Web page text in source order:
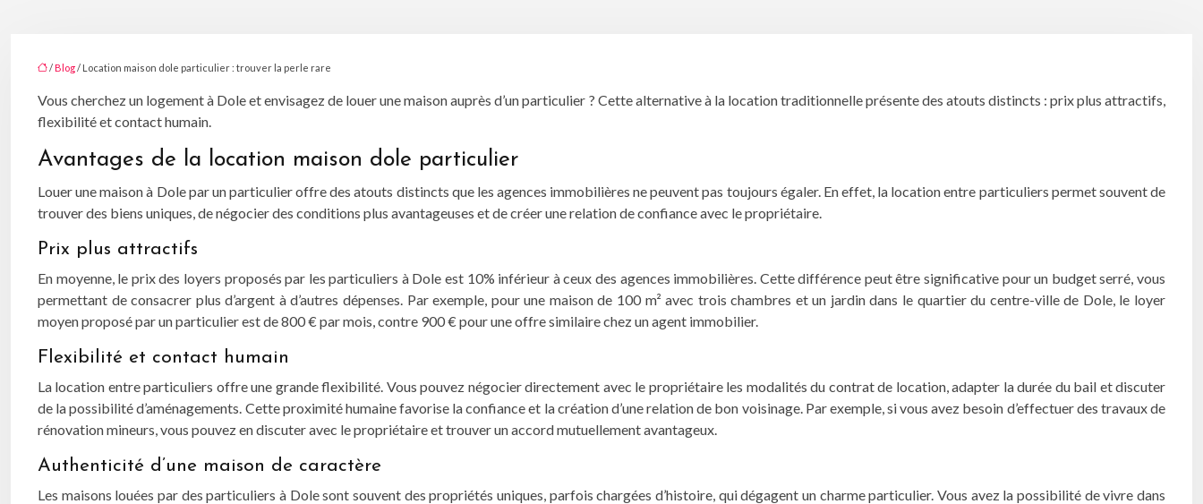
/ Blog/ Location maison dole particulier : trouver la perle rare
Vous cherchez un logement à Dole et envisagez de louer une maison auprès d’un particulier ? Cette alternative à la location traditionnelle présente des atouts distincts : prix plus attractifs,
flexibilité et contact humain.
Avantages de la location maison dole particulier
Louer une maison à Dole par un particulier offre des atouts distincts que les agences immobilières ne peuvent pas toujours égaler. En effet, la location entre particuliers permet souvent de
trouver des biens uniques, de négocier des conditions plus avantageuses et de créer une relation de confiance avec le propriétaire.
Prix plus attractifs
En moyenne, le prix des loyers proposés par les particuliers à Dole est 10% inférieur à ceux des agences immobilières. Cette différence peut être significative pour un budget serré, vous
permettant de consacrer plus d’argent à d’autres dépenses. Par exemple, pour une maison de 100 m² avec trois chambres et un jardin dans le quartier du centre-ville de Dole, le loyer
moyen proposé par un particulier est de 800 € par mois, contre 900 € pour une offre similaire chez un agent immobilier.
Flexibilité et contact humain
La location entre particuliers offre une grande flexibilité. Vous pouvez négocier directement avec le propriétaire les modalités du contrat de location, adapter la durée du bail et discuter
de la possibilité d’aménagements. Cette proximité humaine favorise la confiance et la création d’une relation de bon voisinage. Par exemple, si vous avez besoin d’effectuer des travaux de
rénovation mineurs, vous pouvez en discuter avec le propriétaire et trouver un accord mutuellement avantageux.
Authenticité d’une maison de caractère
Les maisons louées par des particuliers à Dole sont souvent des propriétés uniques, parfois chargées d’histoire, qui dégagent un charme particulier. Vous avez la possibilité de vivre dans